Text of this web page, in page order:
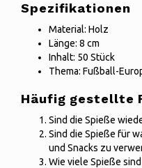
Spezifikationen
Material: Holz
Länge: 8 cm
Inhalt: 50 Stück
Thema: Fußball-
Häufig gestellte
Sind die Spieße
Sind die Spieße für
und Snacks zu
Wie viele Spieße